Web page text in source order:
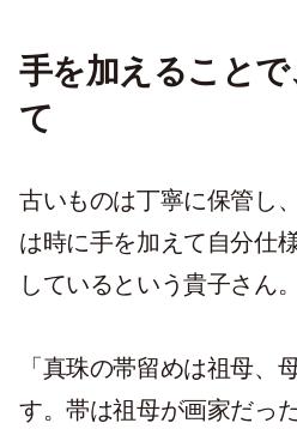
手を加えることで
て
古いものは丁寧に保管し
は時に手を加えて自分仕
しているという貴子さん。
「真珠の帯留めは祖母、
す。帯は祖母が画家だっ